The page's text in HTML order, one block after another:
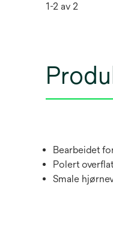
1-2 av 2
Bearbeidet
Polert
Smale